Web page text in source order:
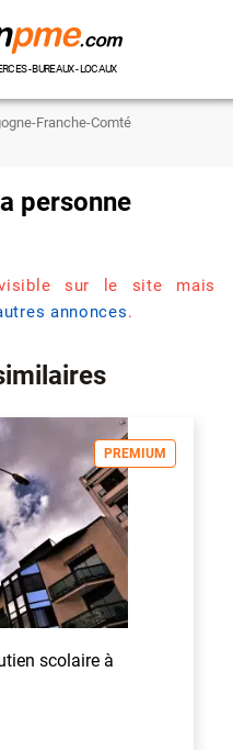
- BUREAUX - LOCAUX
Franche-Comté
personne
sur le site mais
annonces.
PREMIUM
scolaire à